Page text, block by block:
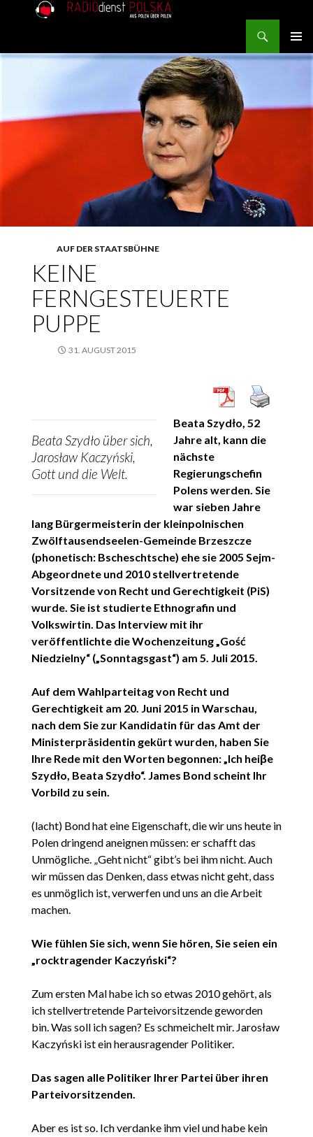
AUF DER STAATSBÜHNE
KEINE
FERNGESTEUERTE
PUPPE
31. AUGUST 2015
Beata Szydło über sich,
Jarosław Kaczyński,
Gott und die Welt.
Beata Szydło, 52
Jahre alt, kann die
nächste
Regierungschefin
Polens werden. Sie
war sieben Jahre
lang Bürgermeisterin der kleinpolnischen
Zwölftausendseelen-Gemeinde Brzeszcze
(phonetisch: Bscheschtsche) ehe sie 2005 Sejm-
Abgeordnete und 2010 stellvertretende
Vorsitzende von Recht und Gerechtigkeit (PiS)
wurde. Sie ist studierte Ethnografin und
Volkswirtin. Das Interview mit ihr
veröffentlichte die Wochenzeitung „Gość
Niedzielny“ („Sonntagsgast“) am 5. Juli 2015.
Auf dem Wahlparteitag von Recht und
Gerechtigkeit am 20. Juni 2015 in Warschau,
nach dem Sie zur Kandidatin für das Amt der
Ministerpräsidentin gekürt wurden, haben Sie
Ihre Rede mit den Worten begonnen: „Ich heiβe
Szydło, Beata Szydło“. James Bond scheint Ihr
Vorbild zu sein.
(lacht) Bond hat eine Eigenschaft, die wir uns heute in
Polen dringend aneignen müssen: er schafft das
Unmögliche. „Geht nicht“ gibt’s bei ihm nicht. Auch
wir müssen das Denken, dass etwas nicht geht, dass
es unmöglich ist, verwerfen und uns an die Arbeit
machen.
Wie fühlen Sie sich, wenn Sie hören, Sie seien ein
„rocktragender Kaczyński“?
Zum ersten Mal habe ich so etwas 2010 gehört, als
ich stellvertretende Parteivorsitzende geworden
bin. Was soll ich sagen? Es schmeichelt mir. Jarosław
Kaczyński ist ein herausragender Politiker.
Das sagen alle Politiker Ihrer Partei über ihren
Parteivorsitzenden.
Aber es ist so. Ich verdanke ihm viel und habe kein